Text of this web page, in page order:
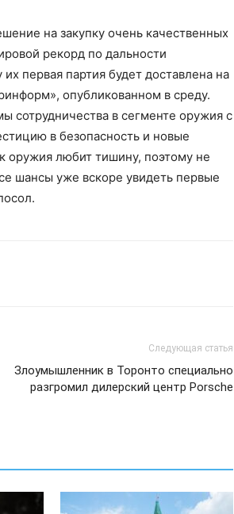
на закупку очень качественных
рекорд по дальности
первая партия будет доставлена на
опубликованном в среду.
сотрудничества в сегменте оружия с
в безопасность и новые
оружия любит тишину, поэтому не
шансы уже вскоре увидеть первые
Следующая статья
Злоумышленник в Торонто специально
разгромил дилерский центр Porsche